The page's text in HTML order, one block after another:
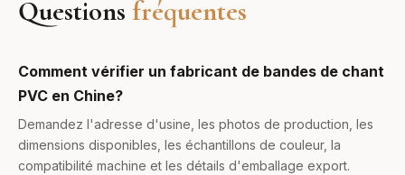
Questions fréquentes
Comment vérifier un fabricant de bandes de chant
PVC en Chine?
Demandez l'adresse d'usine, les photos de production, les
dimensions disponibles, les échantillons de couleur, la
compatibilité machine et les détails d'emballage export.